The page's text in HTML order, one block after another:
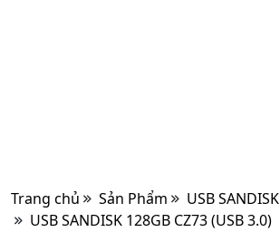
Trang chủ Sản Phẩm
USB SANDISK
USB SANDISK 128GB CZ73 (USB 3.0)